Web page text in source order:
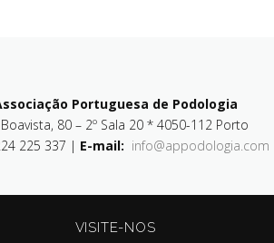
Portuguesa de Podologia
Boavista, 80 – 2º Sala 20 * 4050-112 Porto
225 337 | E-mail: info@appodologia.com
VISITE-NOS